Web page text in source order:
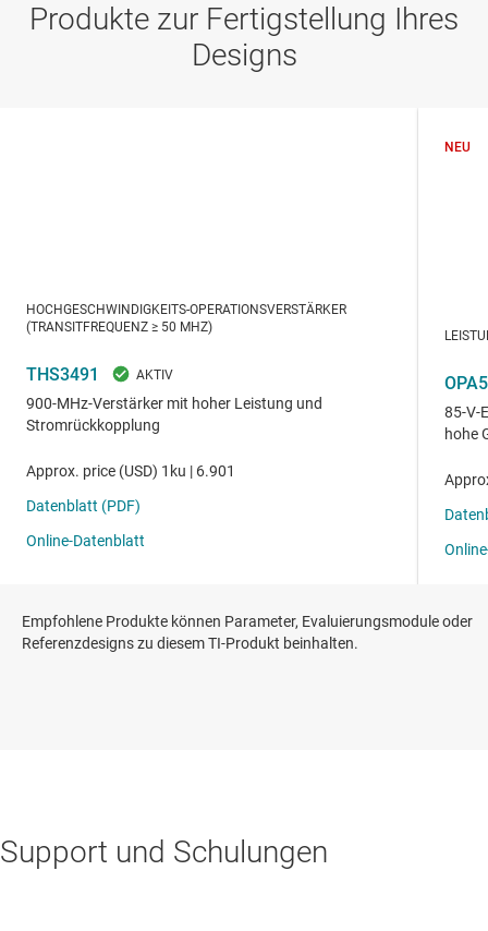
Empfohlene Produkte können Parameter, Evaluierungsmodule oder
Referenzdesigns zu diesem TI-Produkt beinhalten.
Support und Schulungen